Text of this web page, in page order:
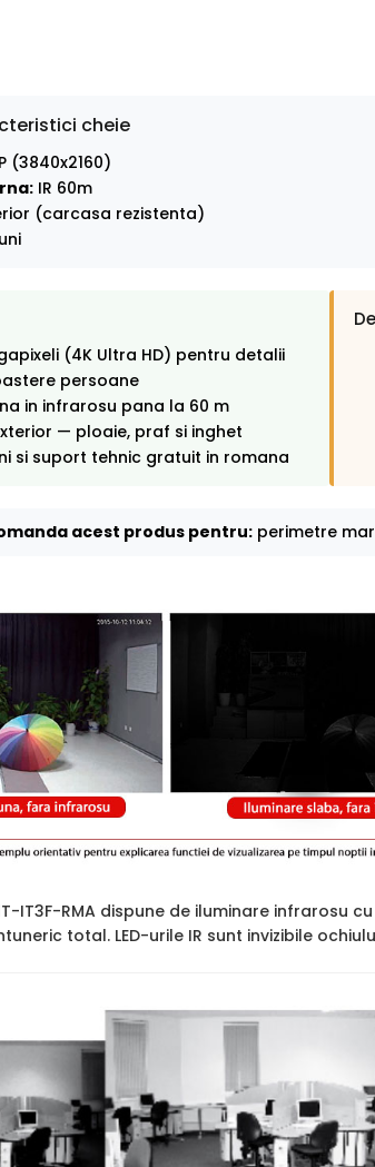
cheie
(3840x2160)
IR 60m
(carcasa rezistenta)
(4K Ultra HD) pentru detalii
persoane
in infrarosu pana la 60 m
— ploaie, praf si inghet
si suport tehnic gratuit in romana
acest produs pentru: perimetre
IT3F-RMA dispune de iluminare infrarosu
total. LED-urile IR sunt invizibile